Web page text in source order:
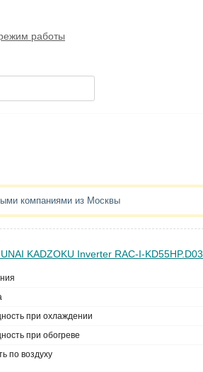
работы
компаниями из Москвы
KADZOKU Inverter RAC-I-KD55HP.D03
при охлаждении
при обогреве
по воздуху